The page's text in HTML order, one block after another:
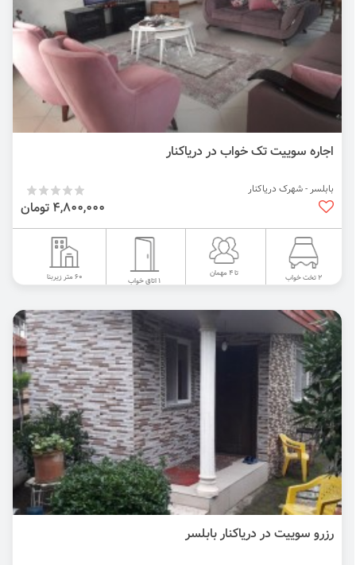
اجاره سوییت تک خواب در دریاکنار
بابلسر - شهرک دریاکنار
4,800,000 تومان
2 تخت خواب تا 4 مهمان
1 اتاق خواب 60 متر زیربنا
رزرو سوییت در دریاکنار بابلسر